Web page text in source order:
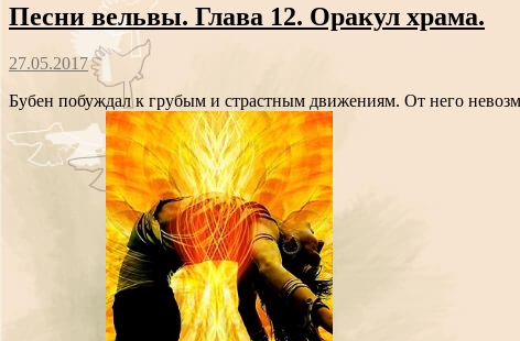
Песни вельвы. Глава 12. Оракул храма.
27.05.2017
Бубен побуждал к грубым и страстным движениям. От него